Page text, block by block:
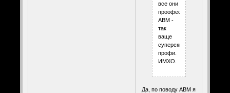
все они
проофессионалы.
АВМ -
так
ваще
суперский
профи.
ИМХО.
Да, по поводу АВМ я